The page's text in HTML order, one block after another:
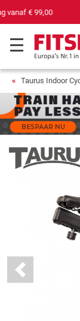
69
Taurus Indoor
Previous